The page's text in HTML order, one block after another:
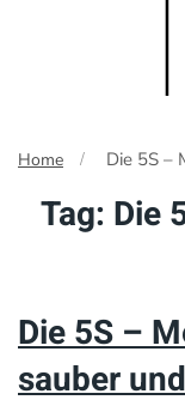
main
content
Home Die 5S –
Tag: Die
Die 5S –
sauber